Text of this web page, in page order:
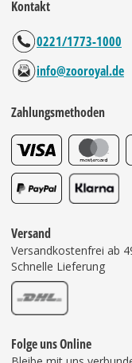
Kontakt
0221/1773-1000
info@zooroyal.de
Zahlungsmethoden
Versand
Versandkostenfrei ab
Schnelle Lieferung
Folge uns Online